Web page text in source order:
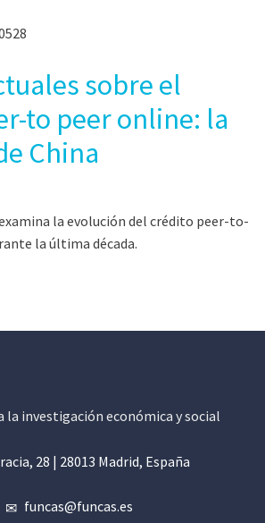
sobre el
to peer online: la
China
la evolución del crédito peer-to-
la última década.
la investigación económica y social
28 | 28013 Madrid, España
funcas@funcas.es